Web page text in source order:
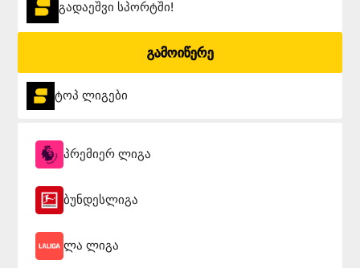
გადაეშვი სპორტში!
გამოიწერე
ტოპ ლიგები
პრემიერ ლიგა
ბუნდესლიგა
ლა ლიგა